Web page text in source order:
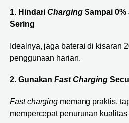
1. Hindari Charging Sampai 0%
Sering
Idealnya, jaga baterai di kisaran
penggunaan harian.
2. Gunakan Fast Charging
Fast charging memang praktis,
mempercepat penurunan kualitas